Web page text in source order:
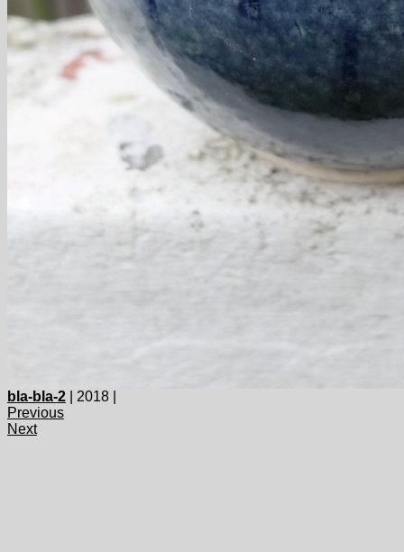
bla-bla-2 | 2018 |
Previous
Next